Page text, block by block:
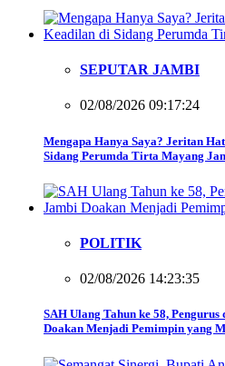
SEPUTAR JAMBI
02/08/2026 09:17:24
Mengapa Hanya Saya? Jeritan
Sidang Perumda Tirta Mayang
POLITIK
02/08/2026 14:23:35
SAH Ulang Tahun ke 58,
Doakan Menjadi Pemimpin yang